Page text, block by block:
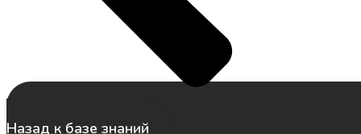
Назад к базе знаний